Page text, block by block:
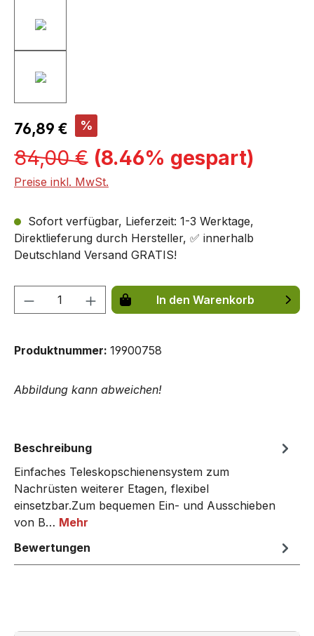
76,89 € %
84,00 € (8.46% gespart)
Preise inkl. MwSt.
Sofort verfügbar, Lieferzeit: 1-3 Werktage,
Direktlieferung durch Hersteller, ✅ innerhalb
Deutschland Versand GRATIS!
Produkt Anzahl: Gib denIn den Warenkorb
Produktnummer: 19900758
Abbildung kann abweichen!
Beschreibung
Einfaches Teleskopschienensystem zum
Nachrüsten weiterer Etagen, flexibel
einsetzbar.Zum bequemen Ein- und Ausschieben
von B… Mehr
Bewertungen